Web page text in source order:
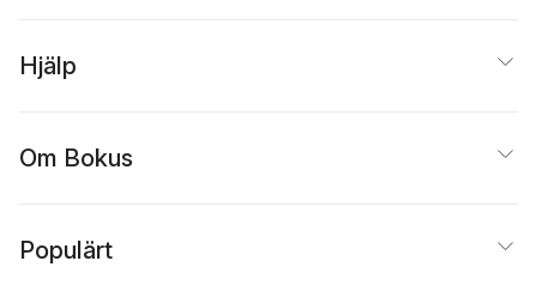
Hjälp
Om Bokus
Populärt